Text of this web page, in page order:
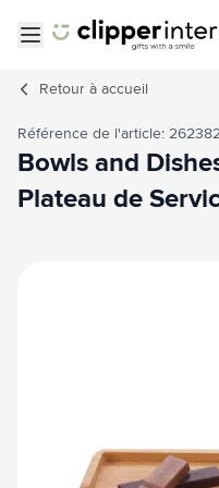
Retour à accueil
Référence de l'article:
Bowls and
Plateau de